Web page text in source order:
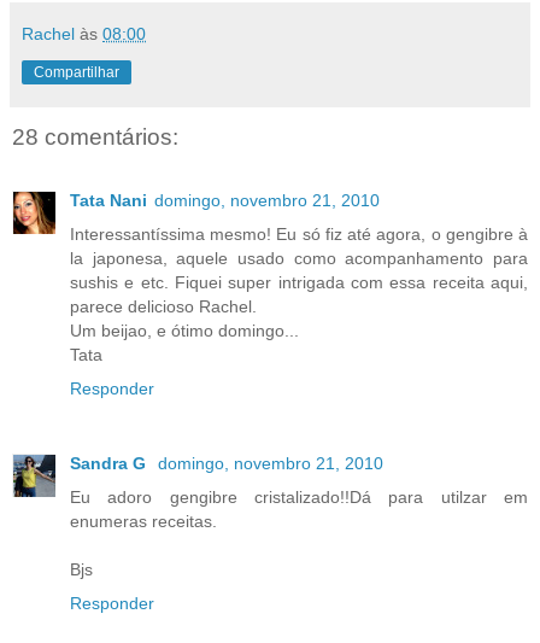
Rachel às 08:00
Compartilhar
28 comentários:
Tata Nani domingo, novembro 21, 2010
Interessantíssima mesmo! Eu só fiz até agora, o gengibre à
la japonesa, aquele usado como acompanhamento para
sushis e etc. Fiquei super intrigada com essa receita aqui,
parece delicioso Rachel.
Um beijao, e ótimo domingo...
Tata
Responder
Sandra G
domingo, novembro 21, 2010
Eu adoro gengibre cristalizado!!Dá para utilzar em
enumeras receitas.
Bjs
Responder